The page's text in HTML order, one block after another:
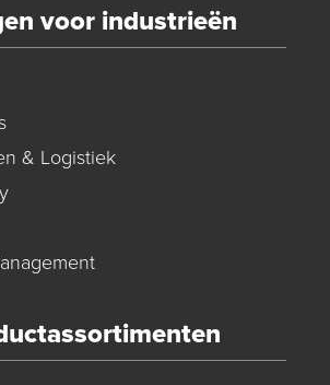
voor industrieën
& Logistiek